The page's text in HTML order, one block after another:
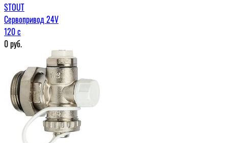
STOUT
Сервопривод 24V
120 с
0руб.